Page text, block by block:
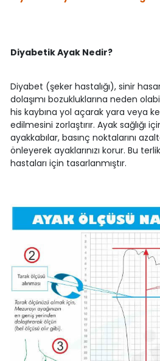
Diyabetik Ayak Nedir?
Diyabet (şeker hastalığı), sinir
dolaşımı bozukluklarına neden
his kaybına yol açarak yara veya
edilmesini zorlaştırır. Ayak sağlığı
ayakkabılar, basınç noktalarını
önleyerek ayaklarınızı korur. Bu
hastaları için tasarlanmıştır.